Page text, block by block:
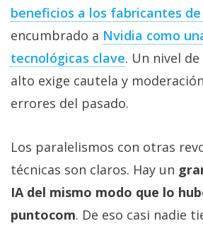
beneficios a los fabricantes de
encumbrado a Nvidia como
tecnológicas clave‎. Un nivel
alto exige cautela y
errores del pasado.
Los paralelismos con otras
técnicas son claros. Hay un
IA del mismo modo que lo
puntocom. De eso casi nadie